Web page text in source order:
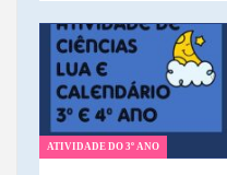
ATIVIDADE DO 3º ANO